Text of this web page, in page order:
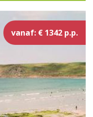
vanaf: € 1342 p.p.